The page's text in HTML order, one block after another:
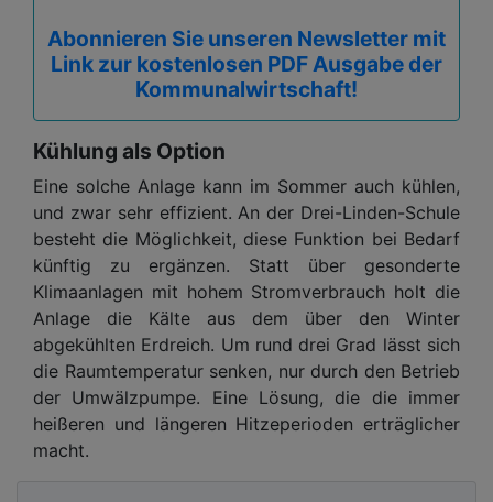
Abonnieren Sie unseren Newsletter mit
Link zur kostenlosen PDF Ausgabe der
Kommunalwirtschaft!
Kühlung als Option
Eine solche Anlage kann im Sommer auch kühlen,
und zwar sehr effizient. An der Drei-Linden-Schule
besteht die Möglichkeit, diese Funktion bei Bedarf
künftig zu ergänzen. Statt über gesonderte
Klimaanlagen mit hohem Stromverbrauch holt die
Anlage die Kälte aus dem über den Winter
abgekühlten Erdreich. Um rund drei Grad lässt sich
die Raumtemperatur senken, nur durch den Betrieb
der Umwälzpumpe. Eine Lösung, die die immer
heißeren und längeren Hitzeperioden erträglicher
macht.